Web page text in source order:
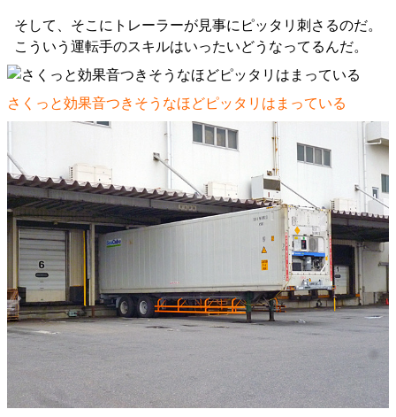
そして、そこにトレーラーが見事にピッタリ刺さるのだ。
こういう運転手のスキルはいったいどうなってるんだ。
さくっと効果音つきそうなほどピッタリはまっている